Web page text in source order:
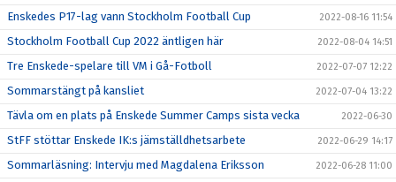
Enskedes P17-lag vann Stockholm Football Cup 2022-08-16 11:54
Stockholm Football Cup 2022 äntligen här 2022-08-04 14:51
Tre Enskede-spelare till VM i Gå-Fotboll 2022-07-07 12:22
Sommarstängt på kansliet 2022-07-04 13:22
Tävla om en plats på Enskede Summer Camps sista vecka 2022-06-30
StFF stöttar Enskede IK:s jämställdhetsarbete 2022-06-29 14:17
Sommarläsning: Intervju med Magdalena Eriksson 2022-06-28 11:00